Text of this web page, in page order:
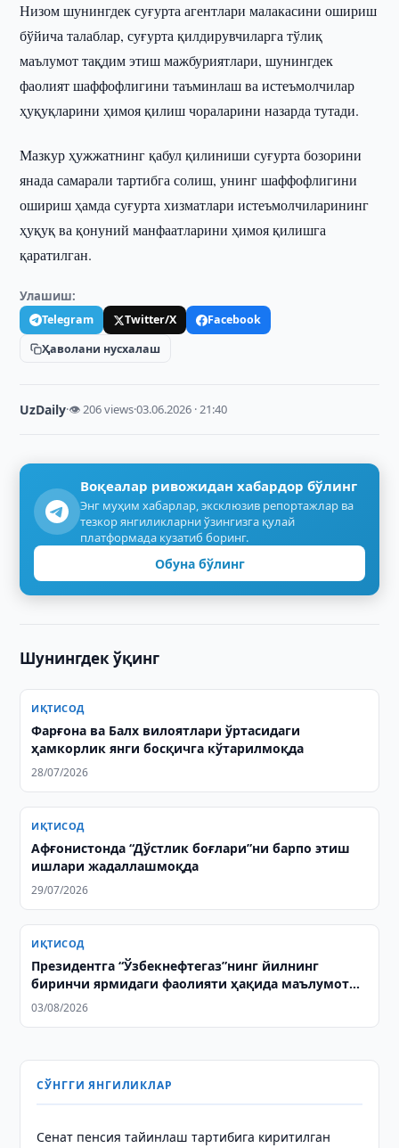
Низом шунингдек суғурта агентлари малакасини ошириш
бўйича талаблар, суғурта қилдирувчиларга тўлиқ
маълумот тақдим этиш мажбуриятлари, шунингдек
фаолият шаффофлигини таъминлаш ва истеъмолчилар
ҳуқуқларини ҳимоя қилиш чораларини назарда тутади.
Мазкур ҳужжатнинг қабул қилиниши суғурта бозорини
янада самарали тартибга солиш, унинг шаффофлигини
ошириш ҳамда суғурта хизматлари истеъмолчиларининг
ҳуқуқ ва қонуний манфаатларини ҳимоя қилишга
қаратилган.
Улашиш:
Telegram Twitter/X
Facebook
Ҳаволани нусхалаш
UzDaily·👁 206 views·03.06.2026 · 21:40
Воқеалар ривожидан хабардор бўлинг
Энг муҳим хабарлар, эксклюзив репортажлар ва
тезкор янгиликларни ўзингизга қулай
платформада кузатиб боринг.
Обуна бўлинг
Шунингдек ўқинг
ИҚТИСОД
Фарғона ва Балх вилоятлари ўртасидаги
ҳамкорлик янги босқичга кўтарилмоқда
28/07/2026
ИҚТИСОД
Афғонистонда “Дўстлик боғлари”ни барпо этиш
ишлари жадаллашмоқда
29/07/2026
ИҚТИСОД
Президентга “Ўзбекнефтегаз”нинг йилнинг
биринчи ярмидаги фаолияти ҳақида маълумот
берилди
03/08/2026
СЎНГГИ ЯНГИЛИКЛАР
Сенат пенсия тайинлаш тартибига киритилган